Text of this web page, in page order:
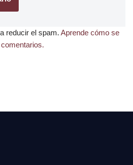
reducir el spam. Aprende cómo se